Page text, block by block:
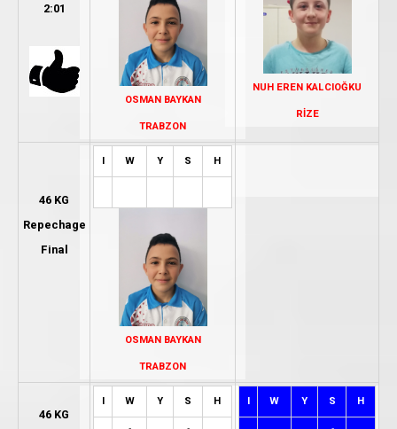
2:01
OSMAN BAYKAN
TRABZON
NUH EREN KALCIOĞKU
RİZE
46 KG
Repechage
Final
I W Y S H
OSMAN BAYKAN
TRABZON
46 KG
I W Y S H I W Y S H